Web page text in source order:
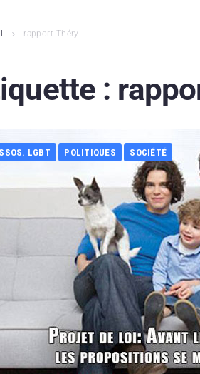
rapport Théry
:
LGBT POLITIQUES SOCIÉTÉ